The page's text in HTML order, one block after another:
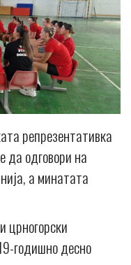
репрезентативка
да одговори на
а минатата
црногорски
годишно десно